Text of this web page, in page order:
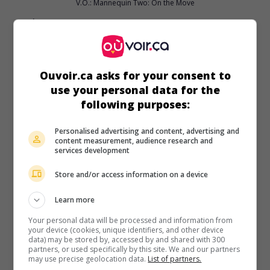
V.O.: Mannequin Two: On the Move
É.-U. 1991. Comédie fantaisistede Stewart Raffill avec
William Ragsdale
jeune étalagiste d'un grand magasin redonne vie à une jolie
paysanne qu'un sorcier avait transformé en mannequin de
bois il y a de cela mille ans.
95 min.
V.O.: Mac and Me
É.-U. 1988. Science-fictionde Stewart Raffill avec Jade
Calegory,Jonathan Ward,Christine Ebersole. Ayant réussi à
s'enfuir des laboratoires de la NASA, un enfant extra-
Ouvoir.ca asks for your consent to
use your personal data for the
following purposes:
Personalised advertising and content, advertising and
content measurement, audience research and
services development
Store and/or access information on a device
Learn more
Your personal data will be processed and information from
your device (cookies, unique identifiers, and other device
data) may be stored by, accessed by and shared with 300
partners, or used specifically by this site. We and our partners
may use precise geolocation data. List of partners.